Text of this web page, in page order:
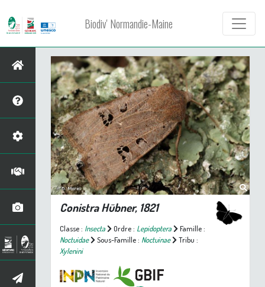
Biodiv' Normandie-Maine
ConistraHübner, 1821
Classe : Insecta Ordre : Lepidoptera
Famille :
Noctuidae
Sous-Famille : Noctuinae
Tribu :
Xylenini